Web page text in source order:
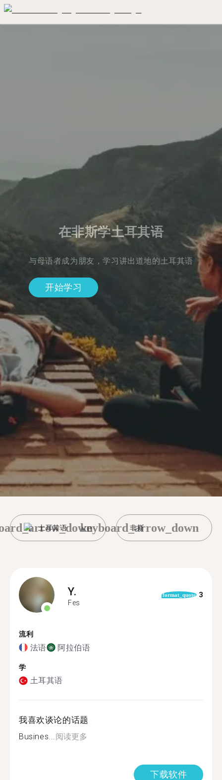
在非斯学土耳其语
与母语者成为朋友，学习讲出道地的土耳其语
开始学习
土耳其语 非斯
keyboard_arrow_down
Y.
Fes
format_quote 3
流利
法语 阿拉伯语
学
土耳其语
我喜欢谈论的话题
Busines...阅读更多
下载软件